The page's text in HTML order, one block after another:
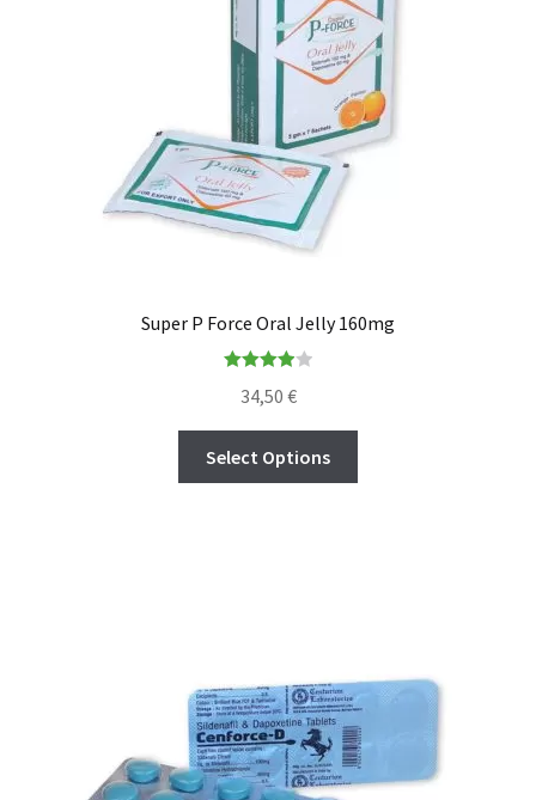
Super P Force Oral Jelly 160mg
4.00out
of 5
34,50 €
Select Options